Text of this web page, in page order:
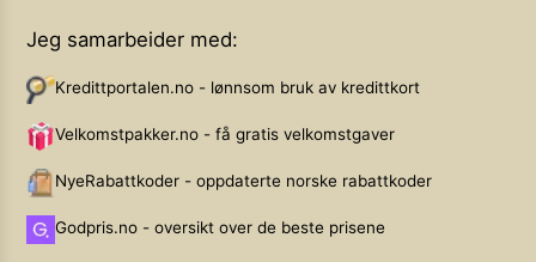
Jeg samarbeider med:
Kredittportalen.no - lønnsom bruk av kredittkort
Velkomstpakker.no - få gratis velkomstgaver
NyeRabattkoder - oppdaterte norske rabattkoder
Godpris.no - oversikt over de beste prisene